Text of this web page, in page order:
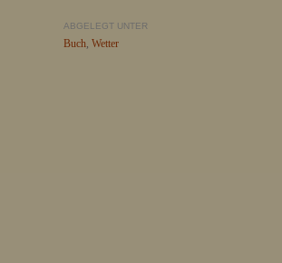
ABGELEGT UNTER
Buch Wetter